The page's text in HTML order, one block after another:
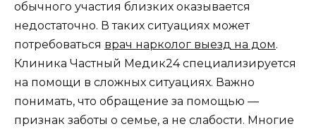
обычного участия близких оказывается
недостаточно. В таких ситуациях может
потребоваться врач нарколог выезд на дом.
Клиника Частный Медик24 специализируется
на помощи в сложных ситуациях. Важно
понимать, что обращение за помощью —
признак заботы о семье, а не слабости. Многие